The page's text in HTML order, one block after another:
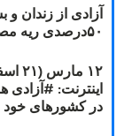
آزادی از زندان و
۵۰درصدی ریه مصطفی دانشجو
۱۲
در کشورهای